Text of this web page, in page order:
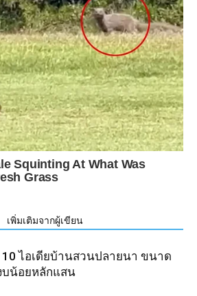
เพิ่มเติมจากผู้เขียน
10 ไอเดียบ้านสวนปลายนา ขนาด
บน้อยหลักแสน